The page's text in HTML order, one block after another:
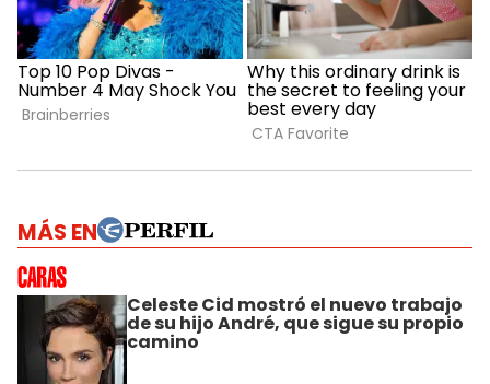
MÁS EN
Celeste Cid mostró el nuevo trabajo
de su hijo André, que sigue su propio
camino